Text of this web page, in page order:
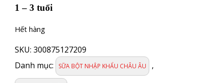
1 – 3 tuổi
Hết hàng
SKU: 300875127209
Danh mục:
SỮA BỘT NHẬP KHẨU CHÂU ÂU ,